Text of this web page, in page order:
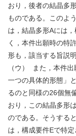
おり，後者の結晶多
ものである。このよ
は，結晶多形Aには
く，本件出願時の特
形も，該当する旨説
（ウ）
また，本件
一つの具体的形態」
るのと同様の26個無
おり，この結晶多形
のである。そうする
は，構成要件Eで特